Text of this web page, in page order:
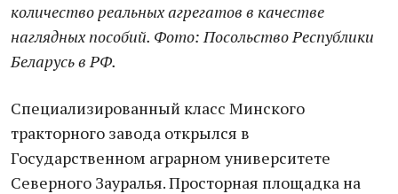
количество реальных агрегатов в качестве
наглядных пособий. Фото: Посольство Республики
Беларусь в РФ.
Cпециализированный класс Минского
тракторного завода открылся в
Государственном аграрном университете
Северного Зауралья. Просторная площадка на